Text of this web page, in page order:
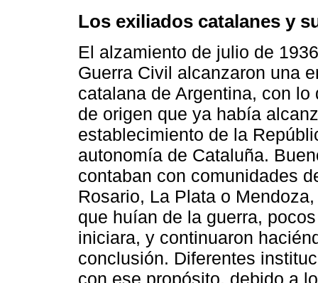
Los exiliados catalanes y
El alzamiento de julio de
Guerra Civil alcanzaron una
catalana de Argentina, con
de origen que ya había
establecimiento de la
autonomía de Cataluña.
contaban con comunidades
Rosario, La Plata o
que huían de la guerra,
iniciara, y continuaron
conclusión. Diferentes
con ese propósito, debido a